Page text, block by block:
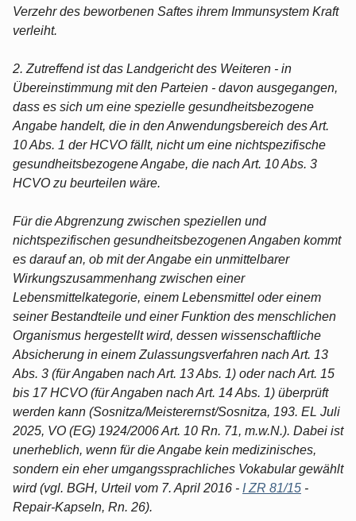
Verzehr des beworbenen Saftes ihrem Immunsystem Kraft
verleiht.
2. Zutreffend ist das Landgericht des Weiteren - in
Übereinstimmung mit den Parteien - davon ausgegangen,
dass es sich um eine spezielle gesundheitsbezogene
Angabe handelt, die in den Anwendungsbereich des Art.
10 Abs. 1 der HCVO fällt, nicht um eine nichtspezifische
gesundheitsbezogene Angabe, die nach Art. 10 Abs. 3
HCVO zu beurteilen wäre.
Für die Abgrenzung zwischen speziellen und
nichtspezifischen gesundheitsbezogenen Angaben kommt
es darauf an, ob mit der Angabe ein unmittelbarer
Wirkungszusammenhang zwischen einer
Lebensmittelkategorie, einem Lebensmittel oder einem
seiner Bestandteile und einer Funktion des menschlichen
Organismus hergestellt wird, dessen wissenschaftliche
Absicherung in einem Zulassungsverfahren nach Art. 13
Abs. 3 (für Angaben nach Art. 13 Abs. 1) oder nach Art. 15
bis 17 HCVO (für Angaben nach Art. 14 Abs. 1) überprüft
werden kann (Sosnitza/Meisterernst/Sosnitza, 193. EL Juli
2025, VO (EG) 1924/2006 Art. 10 Rn. 71, m.w.N.). Dabei ist
unerheblich, wenn für die Angabe kein medizinisches,
sondern ein eher umgangssprachliches Vokabular gewählt
wird (vgl. BGH, Urteil vom 7. April 2016 - I ZR 81/15 -
Repair-Kapseln, Rn. 26).